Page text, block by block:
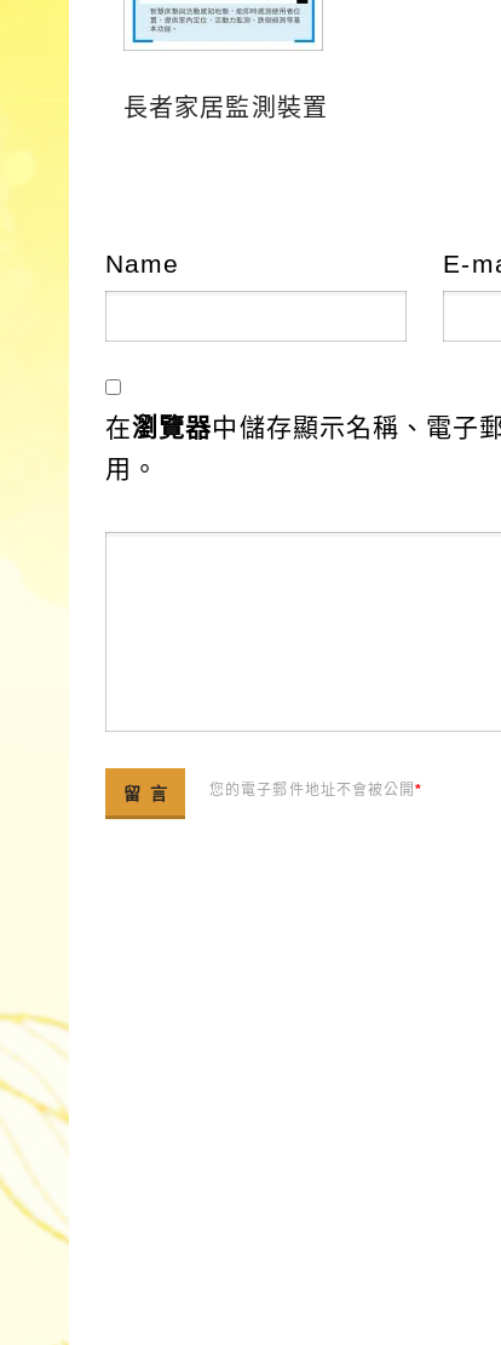
長者家居監測裝置
Name E-
在瀏覽器中儲存顯示名稱、電子
用。
您的電子郵件地址不會被公開*